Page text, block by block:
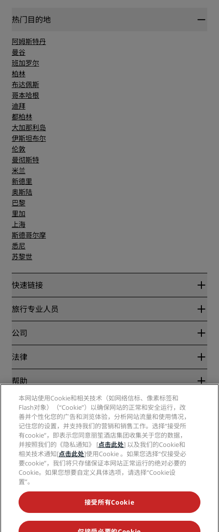
热门目的地
阿姆斯特丹
曼谷
班加罗尔
柏林
布达佩斯
哥本哈根
迪拜
都柏林
大加那利岛
伊斯坦布尔
伦敦
曼彻斯特
米兰
新德里
奥斯陆
巴黎
里加
上海
斯德哥尔摩
悉尼
苏黎世
快速链接
丽赏会
Blog
目的地
丽笙酒店集团APP
体育认证酒店
家庭友好型酒店
健康与安全
旅行专业人员
合作伙伴
公司
丽笙酒店集团
工作机会 RHG
工作机会 PPHE
工作机会 EHL
The Club by RHG
发展机会
责任经营
采购
法律
隐私中心
丽赏会条款和条件
网站使用协议
数字无障碍
现代奴隶制声明
帮助
消费者警示
联系方式
常见问题
网站地图
社交媒体
丽笙酒店集团品牌
不再错失我们最受欢迎的酒店优惠
本网站使用Cookie和相关技术（如网络信标、像素标签和
Flash对象）（“Cookie”）以确保网站的正常和安全运行，改
善并个性化您的广告和浏览体验，分析网站流量和使用情况，
记住您的设置，并支持我们的营销和销售工作。选择“接受所
有cookie”，即表示您同意丽笙酒店集团收集关于您的数据，
并按照我们的《隐私通知》 [点击此处] 以及我们的Cookie和
相关技术通知[点击此处]使用Cookie 。如果您选择“仅接受必
要cookie”，我们将只存储保证本网站正常运行的绝对必要的
Cookie。如果您想要自定义具体选项，请选择“Cookie设
置”。
接受所有Cookie